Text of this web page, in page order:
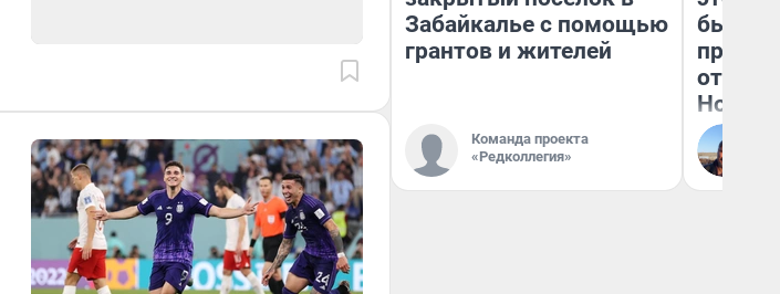
Забайкалье с помощью
грантов и жителей
Команда проекта
«Редколлегия»
бьет
отзыв
Нолана